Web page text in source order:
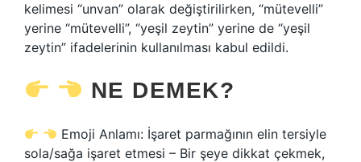
kelimesi “unvan” olarak değiştirilirken, “mütevelli”
yerine “mütevelli”, “yeşil zeytin” yerine de “yeşil
zeytin” ifadelerinin kullanılması kabul edildi.
NE DEMEK?
Emoji Anlamı: İşaret parmağının elin tersiyle
sola/sağa işaret etmesi – Bir şeye dikkat çekmek,